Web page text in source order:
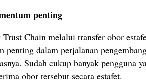
penting
Chain melalui transfer obor
penting dalam perjalanan
Sudah cukup banyak pengguna
obor tersebut secara estafet.